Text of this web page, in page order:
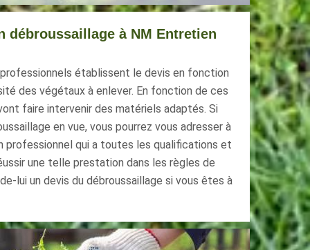
débroussaillage à NM Entretien
établissent le devis en fonction
des végétaux à enlever. En fonction de ces
faire intervenir des matériels adaptés. Si
en vue, vous pourrez vous adresser à
professionnel qui a toutes les qualifications et
une telle prestation dans les règles de
lui un devis du débroussaillage si vous êtes à